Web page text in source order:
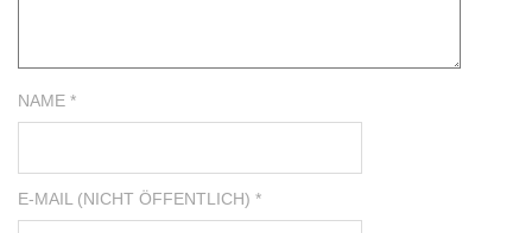
NAME *
E-MAIL (NICHT ÖFFENTLICH) *